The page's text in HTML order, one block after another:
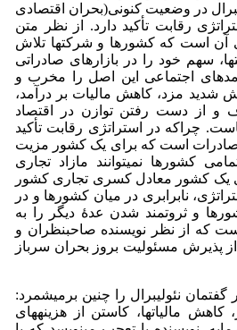
در وضعیت کنونی(بحران اقتصادی
رقابت تأکید دارد. از نظر متن
آن است که کشورها و شرکت­ها تلاش
سهم خود را در بازارهای صادراتی
اجتماعی این اصل را مخرب و
شدید مزد، کاهش مالیات بر درآمد،
و از دست رفتن توازن در اقتصاد
چراکه در استراتژی رقابت تأکید
صادرات است که برای یک کشور مزیت
کشورها نمی­توانند مازاد تجاری
یک کشور معادل کسری تجاری کشور
نابرابری در میان کشورها و در
و ثروتمند شدن عدۀ دیگر را به
که از نظر نویسنده صاحبنظران و
پذیرش مسئولیت بروز بحران سرباز
گفتمان نئولیبرال را چنین برمی­شمرد:
کاهش مالیات­ها، کاستن از هزینه­های